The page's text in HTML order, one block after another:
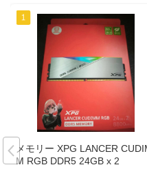
メモリー XPG LANCER
M RGB DDR5 24GB x 2